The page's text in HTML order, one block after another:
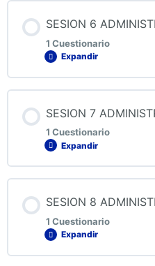
QUIZ 5
SESION 6
1 Cuestionario
Expandir
QUIZ 6
SESION 7
1 Cuestionario
Expandir
QUIZ 7
SESION 8
1 Cuestionario
Expandir